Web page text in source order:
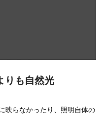
りも自然光
映らなかったり、照明自体の